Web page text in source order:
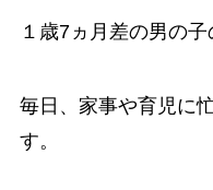
１歳7ヵ月差の男の子
毎日、家事や育児に
す。